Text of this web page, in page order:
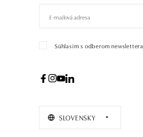
Súhlasím s odberom newslettera
SLOVENSKY